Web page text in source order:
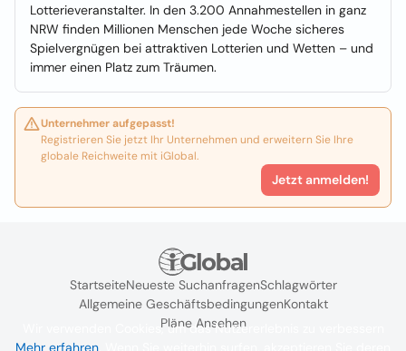
Lotterieveranstalter. In den 3.200 Annahmestellen in ganz
NRW finden Millionen Menschen jede Woche sicheres
Spielvergnügen bei attraktiven Lotterien und Wetten – und
immer einen Platz zum Träumen.
Unternehmer aufgepasst!
Registrieren Sie jetzt Ihr Unternehmen und erweitern Sie Ihre
globale Reichweite mit iGlobal.
Jetzt anmelden!
StartseiteNeueste SuchanfragenSchlagwörter
Allgemeine GeschäftsbedingungenKontakt
Pläne Ansehen
Wir verwenden Cookies, um das Nutzererlebnis zu verbessern
Mehr erfahren